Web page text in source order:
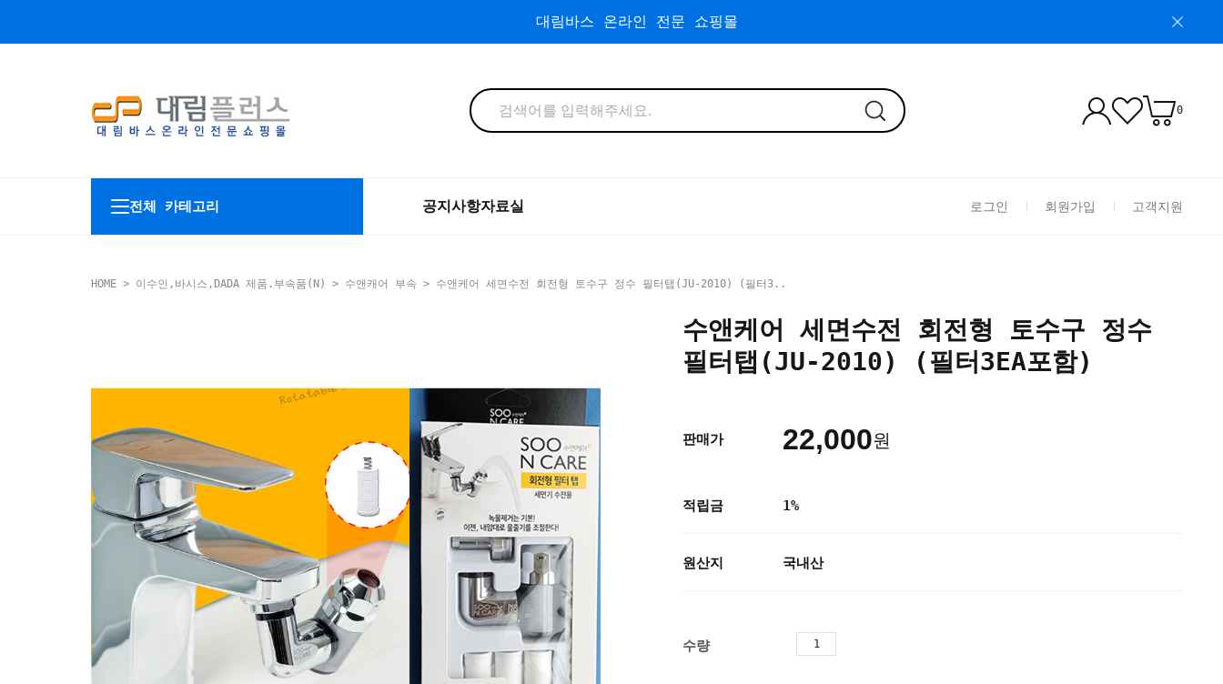
대림바스 온라인 전문 쇼핑몰
0
전체 카테고리 공지사항자료실 로그인 회원가입 고객지원
HOME > 이수인,바시스,DADA 제품.부속품(N) > 수앤캐어 부속 > 수앤케어 세면수전 회전형 토수구 정수 필터탭(JU-2010) (필터3..
수앤케어 세면수전 회전형 토수구 정수
필터탭(JU-2010) (필터3EA포함)
판매가 22,000원
적립금 1%
원산지 국내산
수량